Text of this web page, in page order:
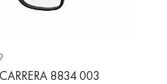
8834 003